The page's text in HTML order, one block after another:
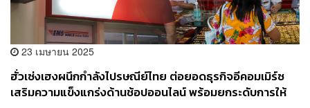
23 เมษายน 2025
ฮั่วเซ่งเฮงผนึกกำลังไปรษณีย์ไทย ต่อยอดธุรกิจอีคอมเมิร์ซ
เสริมความแข็งแกร่งด้านช้อปออนไลน์ พร้อมยกระดับการให้